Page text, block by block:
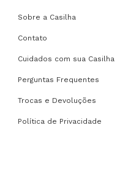
Sobre a Casilha
Contato
Cuidados com sua Casilha
Perguntas Frequentes
Trocas e Devoluções
Política de Privacidade